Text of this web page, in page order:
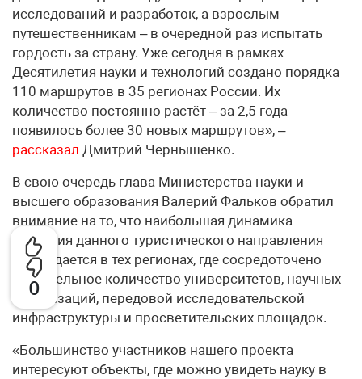
0
исследований и разработок, а взрослым
путешественникам – в очередной раз испытать
гордость за страну. Уже сегодня в рамках
Десятилетия науки и технологий создано порядка
110 маршрутов в 35 регионах России. Их
количество постоянно растёт – за 2,5 года
появилось более 30 новых маршрутов», –
рассказал Дмитрий Чернышенко.
В свою очередь глава Министерства науки и
высшего образования Валерий Фальков обратил
внимание на то, что наибольшая динамика
развития данного туристического направления
наблюдается в тех регионах, где сосредоточено
значительное количество университетов, научных
организаций, передовой исследовательской
инфраструктуры и просветительских площадок.
«Большинство участников нашего проекта
интересуют объекты, где можно увидеть науку в